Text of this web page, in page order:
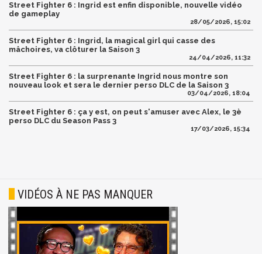
Street Fighter 6 : Ingrid est enfin disponible, nouvelle vidéo
de gameplay
28/05/2026, 15:02
Street Fighter 6 : Ingrid, la magical girl qui casse des
mâchoires, va clôturer la Saison 3
24/04/2026, 11:32
Street Fighter 6 : la surprenante Ingrid nous montre son
nouveau look et sera le dernier perso DLC de la Saison 3
03/04/2026, 18:04
Street Fighter 6 : ça y est, on peut s'amuser avec Alex, le 3è
perso DLC du Season Pass 3
17/03/2026, 15:34
VIDÉOS À NE PAS MANQUER